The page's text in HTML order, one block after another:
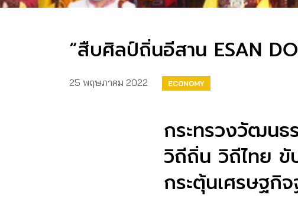
“สืบศิลป์ถิ่นอีสาน ESAN
25 พฤษภาคม 2022
ECONOMY
กระทรวงวัฒนธ
วิถีถิ่น วิถีไทย ขั
กระตุ้นเศรษฐกิ